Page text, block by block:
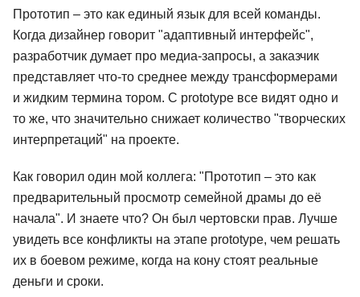
Прототип – это как единый язык для всей команды.
Когда дизайнер говорит "адаптивный интерфейс",
разработчик думает про медиа-запросы, а заказчик
представляет что-то среднее между трансформерами
и жидким термина тором. С prototype все видят одно и
то же, что значительно снижает количество "творческих
интерпретаций" на проекте.
Как говорил один мой коллега: "Прототип – это как
предварительный просмотр семейной драмы до её
начала". И знаете что? Он был чертовски прав. Лучше
увидеть все конфликты на этапе prototype, чем решать
их в боевом режиме, когда на кону стоят реальные
деньги и сроки.